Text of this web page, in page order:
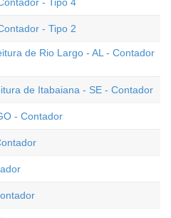
- Tipo 2
de Rio Largo - AL - Contador
de Itabaiana - SE - Contador
- Contador